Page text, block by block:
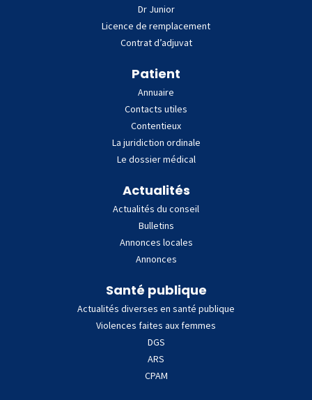
Dr Junior
Licence de remplacement
Contrat d’adjuvat
Patient
Annuaire
Contacts utiles
Contentieux
La juridiction ordinale
Le dossier médical
Actualités
Actualités du conseil
Bulletins
Annonces locales
Annonces
Santé publique
Actualités diverses en santé publique
Violences faites aux femmes
DGS
ARS
CPAM